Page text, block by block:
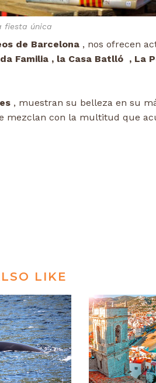
fiesta única
de Barcelona , nos ofrecen
Familia , la Casa Batlló , La
, muestran su belleza en su
mezclan con la multitud que
LIKE